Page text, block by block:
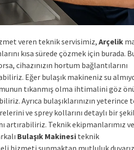
veren teknik servisimiz, Arçelik
kısa sürede çözmek için burada.
cihazınızın hortum bağlantılarını
Eğer bulaşık makineniz su
tıkanmış olma ihtimalini göz
Ayrıca bulaşıklarınızın yeterince
ve sprey kollarını detaylı bir
Teknik ekipmanlarımız ve
Bulaşık Makinesi teknik
hizmeti sunmaktan mutluluk duyarız.